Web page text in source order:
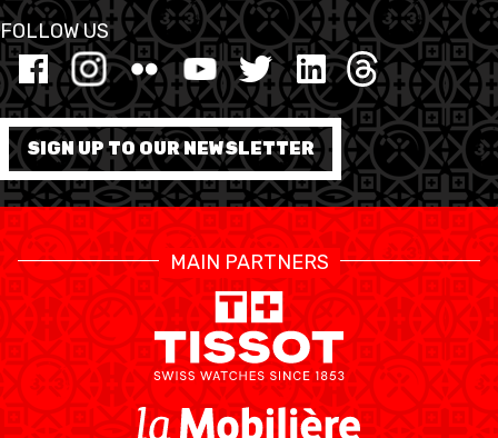
FOLLOW US
SIGN UP TO OUR NEWSLETTER
MAIN PARTNERS